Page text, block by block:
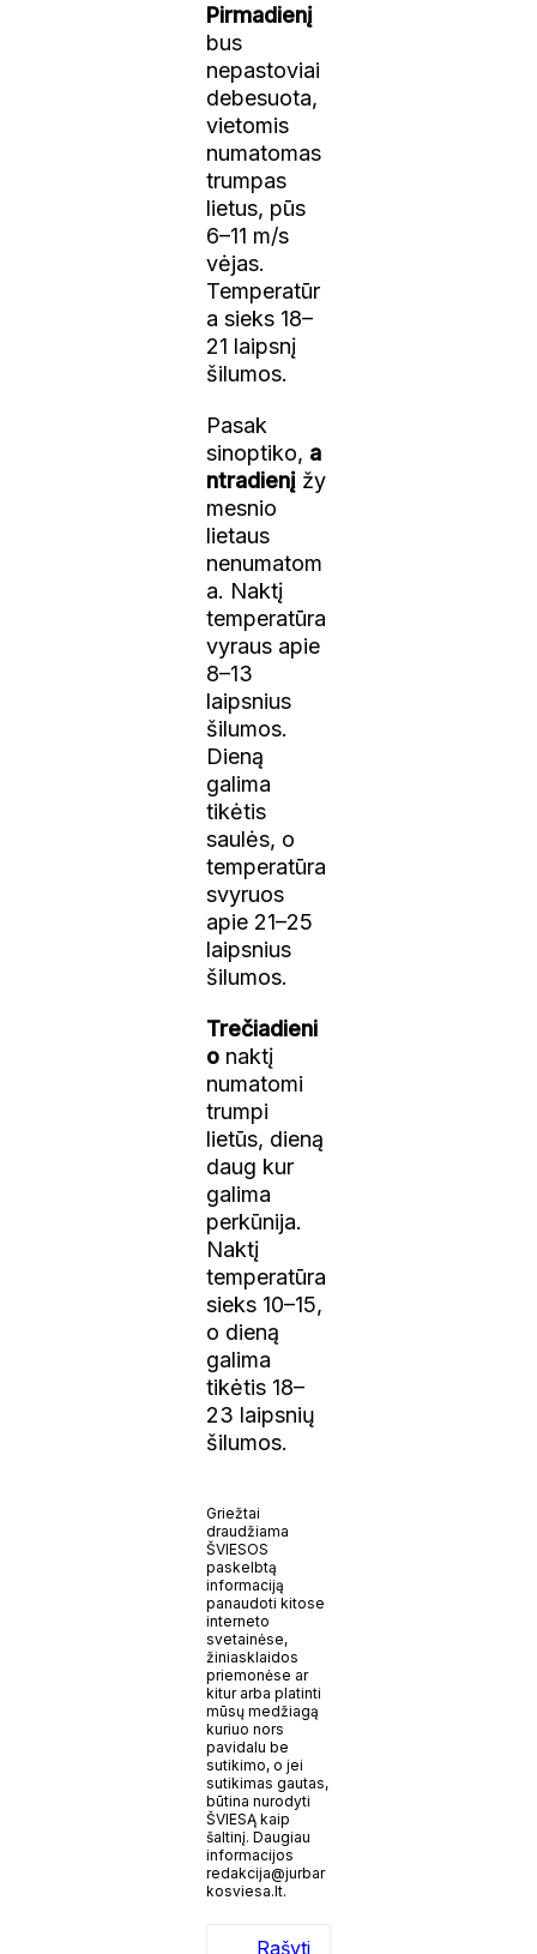
Pirmadienį
bus
nepastoviai
debesuota,
vietomis
numatomas
trumpas
lietus, pūs
6–11 m/s
vėjas.
Temperatūr
a sieks 18–
21 laipsnį
šilumos.
Pasak
sinoptiko, a
ntradienį žy
mesnio
lietaus
nenumatom
a. Naktį
temperatūra
vyraus apie
8–13
laipsnius
šilumos.
Dieną
galima
tikėtis
saulės, o
temperatūra
svyruos
apie 21–25
laipsnius
šilumos.
Trečiadieni
o naktį
numatomi
trumpi
lietūs, dieną
daug kur
galima
perkūnija.
Naktį
temperatūra
sieks 10–15,
o dieną
galima
tikėtis 18–
23 laipsnių
šilumos.
Griežtai
draudžiama
ŠVIESOS
paskelbtą
informaciją
panaudoti kitose
interneto
svetainėse,
žiniasklaidos
priemonėse ar
kitur arba platinti
mūsų medžiagą
kuriuo nors
pavidalu be
sutikimo, o jei
sutikimas gautas,
būtina nurodyti
ŠVIESĄ kaip
šaltinį. Daugiau
informacijos
redakcija@jurbar
kosviesa.lt.
Rašyti